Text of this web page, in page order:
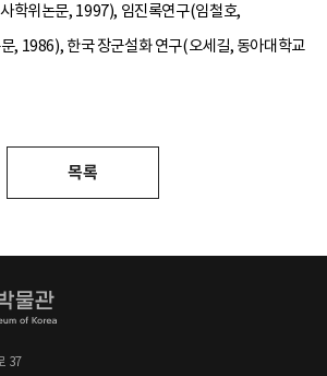
학위논문, 1997), 임진록연구(임철호,
, 1986), 한국 장군설화 연구(오세길, 동아대학교
목록
37